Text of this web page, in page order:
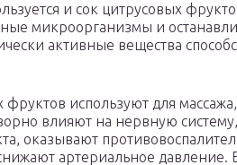
и сок цитрусовых
микроорганизмы и
активные вещества
используют для
влияют на нервную
оказывают
артериальное давление.